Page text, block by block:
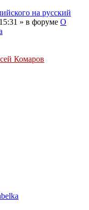
на русский
» в форуме О
Комаров